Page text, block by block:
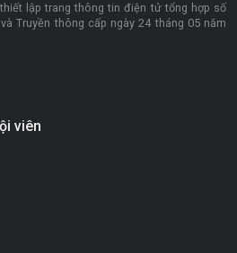
lập trang thông tin điện tử tổng hợp số
Truyền thông cấp ngày 24 tháng 05 năm
viên